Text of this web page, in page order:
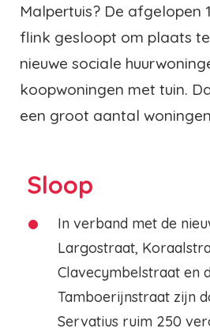
Malpertuis? De afgelopen
flink gesloopt om plaats
nieuwe sociale
koopwoningen met tuin.
een groot aantal
Sloop
In verband met de
Largostraat,
Clavecymbelstraat en
Tamboerijnstraat zijn
Servatius ruim 250